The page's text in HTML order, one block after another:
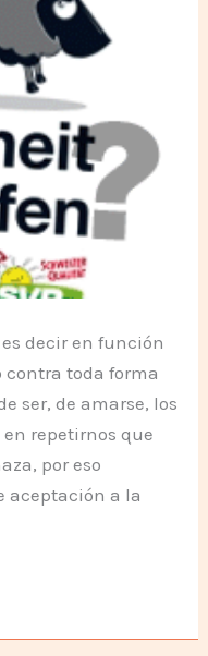
decir en función
contra toda forma
ser, de amarse, los
repetirnos que
por eso
aceptación a la